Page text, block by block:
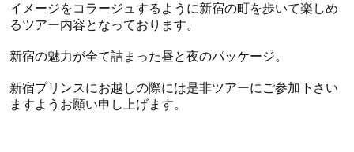
イメージをコラージュするように新宿の町を歩いて楽しめ
るツアー内容となっております。
新宿の魅力が全て詰まった昼と夜のパッケージ。
新宿プリンスにお越しの際には是非ツアーにご参加下さい
ますようお願い申し上げます。